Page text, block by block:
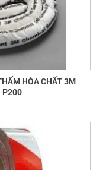
HÓA CHẤT 3M
P200